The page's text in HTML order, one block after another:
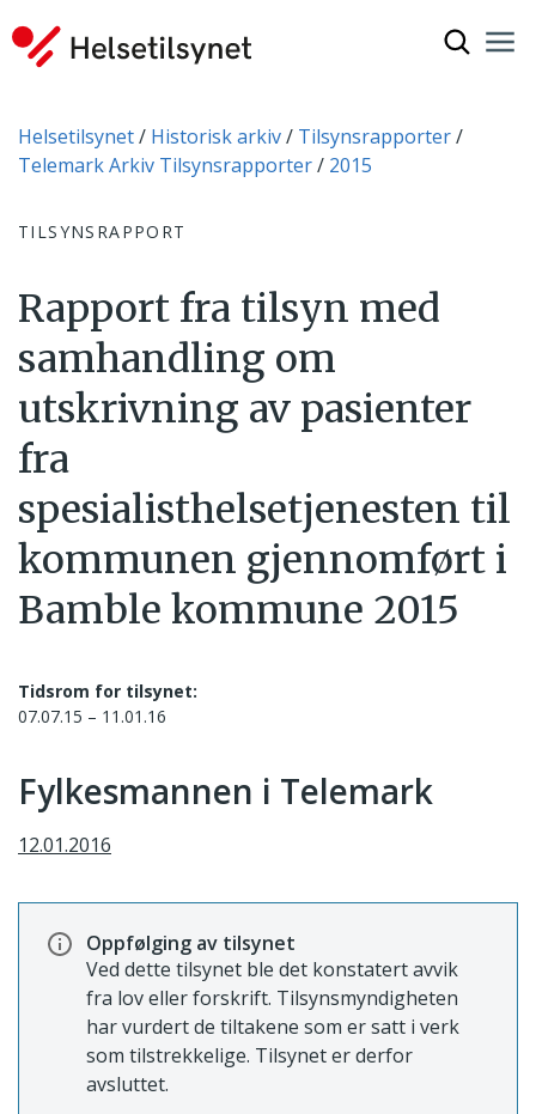
Du er her:
Helsetilsynet Historisk arkiv
Tilsynsrapporter
Telemark Arkiv Tilsynsrapporter
2015
TILSYNSRAPPORT
Rapport fra tilsyn med
samhandling om
utskrivning av pasienter
fra
spesialisthelsetjenesten til
kommunen gjennomført i
Bamble kommune 2015
Tidsrom for tilsynet:
07.07.15 – 11.01.16
Fylkesmannen i Telemark
12.01.2016
Oppfølging av tilsynet
Ved dette tilsynet ble det konstatert avvik
fra lov eller forskrift. Tilsynsmyndigheten
har vurdert de tiltakene som er satt i verk
som tilstrekkelige. Tilsynet er derfor
avsluttet.